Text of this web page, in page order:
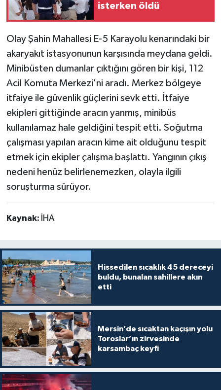
isterken öldü
Olay Şahin Mahallesi E-5 Karayolu kenarındaki bir
akaryakıt istasyonunun karşısında meydana geldi.
Minibüsten dumanlar çıktığını gören bir kişi, 112
Acil Komuta Merkezi'ni aradı. Merkez bölgeye
itfaiye ile güvenlik güçlerini sevk etti. İtfaiye
ekipleri gittiğinde aracın yanmış, minibüs
kullanılamaz hale geldiğini tespit etti. Soğutma
çalışması yapılan aracın kime ait olduğunu tespit
etmek için ekipler çalışma başlattı. Yangının çıkış
nedeni henüz belirlenemezken, olayla ilgili
soruşturma sürüyor.
Kaynak: İHA
Hissedilen sıcaklık 45 dereceyi
buldu, bunalan sahillere akın
etti
Mersin’de sıcaktan kaçışın yolu
Toroslar’ın zirvesinde
karsambaç keyfi